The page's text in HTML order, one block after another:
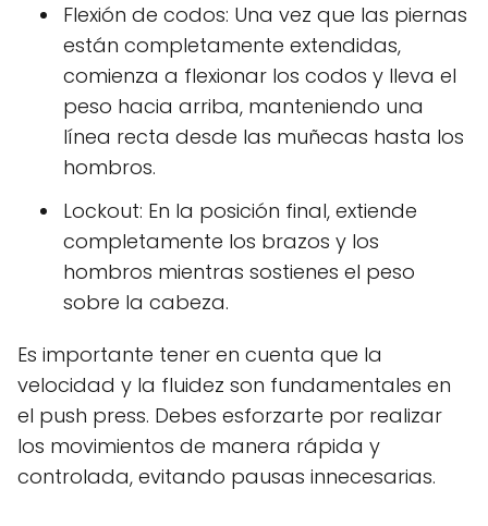
Flexión de codos: Una vez que las piernas
están completamente extendidas,
comienza a flexionar los codos y lleva el
peso hacia arriba, manteniendo una
línea recta desde las muñecas hasta los
hombros.
Lockout: En la posición final, extiende
completamente los brazos y los
hombros mientras sostienes el peso
sobre la cabeza.
Es importante tener en cuenta que la
velocidad y la fluidez son fundamentales en
el push press. Debes esforzarte por realizar
los movimientos de manera rápida y
controlada, evitando pausas innecesarias.